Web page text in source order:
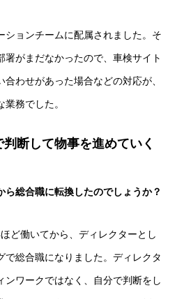
ションチームに配属されました。そ
署がまだなかったので、車検サイト
わせがあった場合などの対応が、
務でした。
断して物事を進めていく
ら総合職に転換したのでしょうか？
ど働いてから、ディレクターとし
で総合職になりました。ディレクタ
ンワークではなく、自分で判断をし